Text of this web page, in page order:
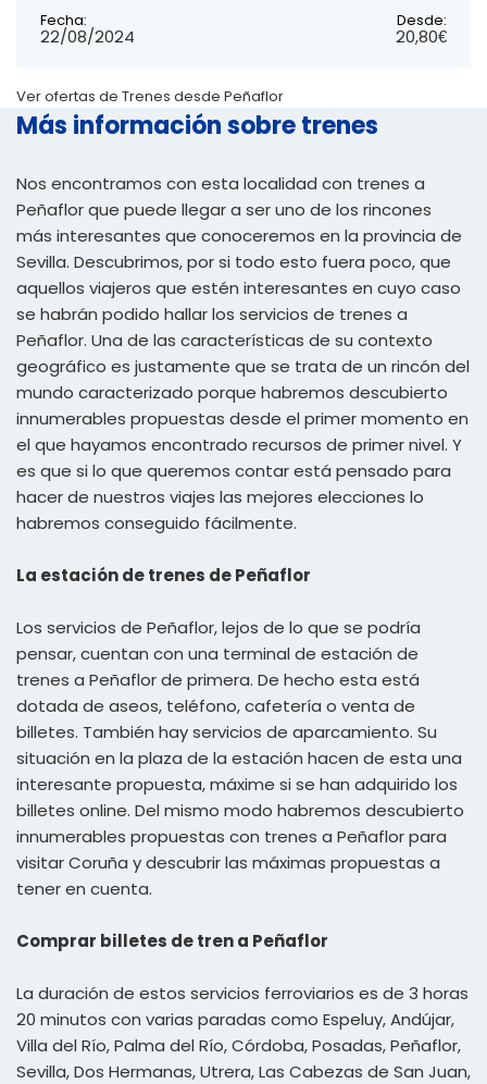
Fecha:
22/08/2024
Desde:
20,80€
Ver ofertas de Trenes desde Peñaflor
Más información sobre trenes
Nos encontramos con esta localidad con trenes a
Peñaflor que puede llegar a ser uno de los rincones
más interesantes que conoceremos en la provincia de
Sevilla. Descubrimos, por si todo esto fuera poco, que
aquellos viajeros que estén interesantes en cuyo caso
se habrán podido hallar los servicios de trenes a
Peñaflor. Una de las características de su contexto
geográfico es justamente que se trata de un rincón del
mundo caracterizado porque habremos descubierto
innumerables propuestas desde el primer momento en
el que hayamos encontrado recursos de primer nivel. Y
es que si lo que queremos contar está pensado para
hacer de nuestros viajes las mejores elecciones lo
habremos conseguido fácilmente.
La estación de trenes de Peñaflor
Los servicios de Peñaflor, lejos de lo que se podría
pensar, cuentan con una terminal de estación de
trenes a Peñaflor de primera. De hecho esta está
dotada de aseos, teléfono, cafetería o venta de
billetes. También hay servicios de aparcamiento. Su
situación en la plaza de la estación hacen de esta una
interesante propuesta, máxime si se han adquirido los
billetes online. Del mismo modo habremos descubierto
innumerables propuestas con trenes a Peñaflor para
visitar Coruña y descubrir las máximas propuestas a
tener en cuenta.
Comprar billetes de tren a Peñaflor
La duración de estos servicios ferroviarios es de 3 horas
20 minutos con varias paradas como Espeluy, Andújar,
Villa del Río, Palma del Río, Córdoba, Posadas, Peñaflor,
Sevilla, Dos Hermanas, Utrera, Las Cabezas de San Juan,